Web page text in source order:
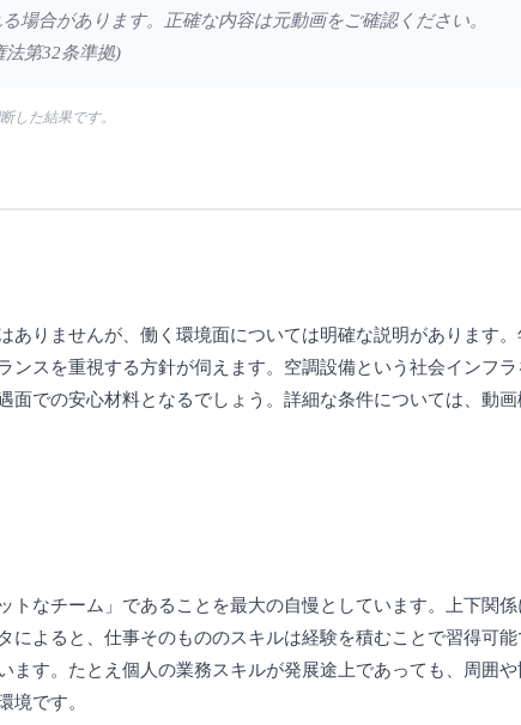
場合があります。正確な内容は元動画をご確認ください。
法第32条準拠)
した結果です。
ありませんが、働く環境面については明確な説明があります
ンスを重視する方針が伺えます。空調設備という社会インフ
面での安心材料となるでしょう。詳細な条件については、動
トなチーム」であることを最大の自慢としています。上下関
によると、仕事そのもののスキルは経験を積むことで習得可
ます。たとえ個人の業務スキルが発展途上であっても、周囲
境です。